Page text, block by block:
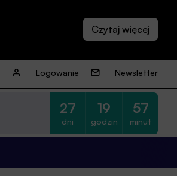
Logowanie Newsletter
27
dni
19
godzin
57
minut